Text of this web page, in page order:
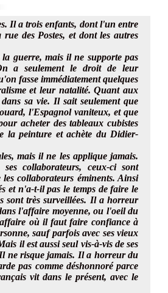
Il a trois enfants, dont l'un entre
des Postes, et dont les autres
guerre, mais il ne supporte pas
a seulement le droit de leur
fasse immédiatement quelques
et leur natalité. Quant aux
sa vie. Il sait seulement que
l'Espagnol vaniteux, et que
acheter des tableaux cubistes
la peinture et achète du Didier-
mais il ne les applique jamais.
collaborateurs, ceux-ci sont
collaborateurs éminents. Ainsi
et n'a-t-il pas le temps de faire le
sont très surveillées. Il a horreur
l'affaire moyenne, ou l'oeil du
où il faut faire confiance à
sauf parfois avec ses vieux
il est aussi seul vis-à-vis de ses
ne risque jamais. Il a horreur du
pas comme déshonnoré parce
vit dans le présent, avec le